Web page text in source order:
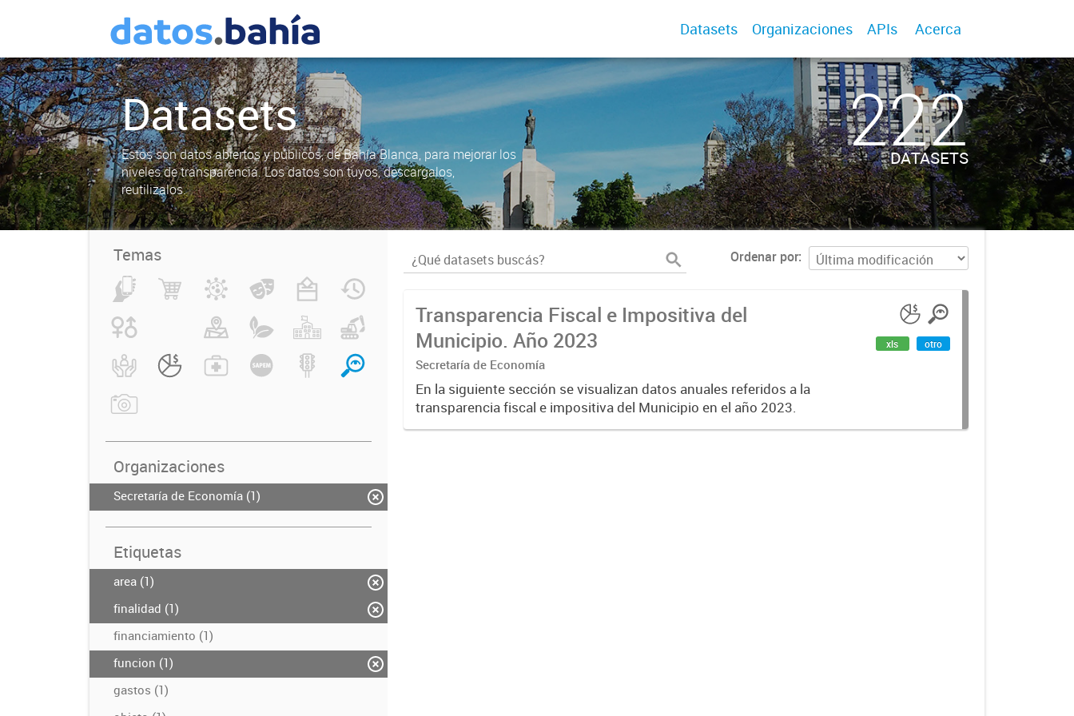
Datasets Organizaciones APIs Acerca
Datasets
Estos son datos abiertos y públicos, de Bahía Blanca, para mejorar los
niveles de transparencia. Los datos son tuyos, descargalos,
reutilizalos.
222
DATASETS
Temas
Organizaciones
Secretaría de Economía (1)
Etiquetas
area (1)
finalidad (1)
financiamiento (1)
funcion (1)
gastos (1)
Ordenar por
Transparencia Fiscal e Impositiva del
Municipio. Año 2023
Secretaría de Economía
En la siguiente sección se visualizan datos anuales referidos a la
transparencia fiscal e impositiva del Municipio en el año 2023.
xls otro